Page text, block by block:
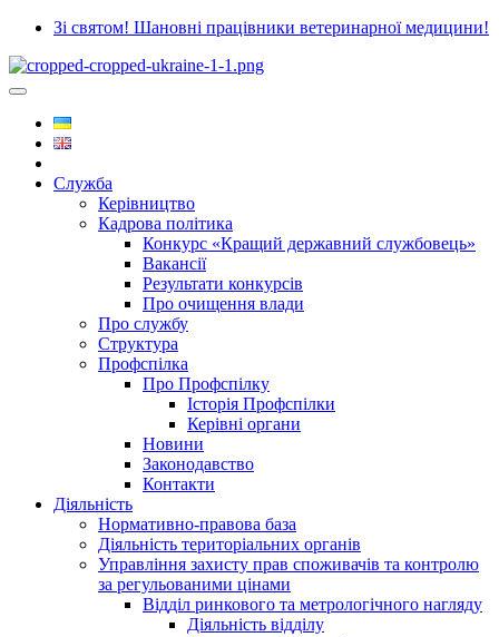
Зі святом! Шановні працівники ветеринарної медицини!
Служба
Керівництво
Кадрова політика
Конкурс «Кращий державний службовець»
Вакансії
Результати конкурсів
Про очищення влади
Про службу
Структура
Профспілка
Про Профспілку
Історія Профспілки
Керівні органи
Новини
Законодавство
Контакти
Діяльність
Нормативно-правова база
Діяльність територіальних органів
Управління захисту прав споживачів та контролю
за регульованими цінами
Відділ ринкового та метрологічного нагляду
Діяльність відділу